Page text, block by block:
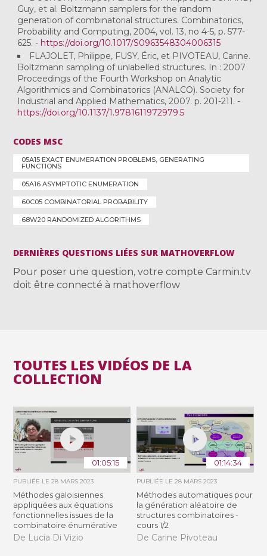
Guy, et al. Boltzmann samplers for the random
generation of combinatorial structures. Combinatorics,
Probability and Computing, 2004, vol. 13, no 4-5, p. 577-
625. - https://doi.org/10.1017/S0963548304006315
FLAJOLET, Philippe, FUSY, Éric, et PIVOTEAU, Carine.
Boltzmann sampling of unlabelled structures. In : 2007
Proceedings of the Fourth Workshop on Analytic
Algorithmics and Combinatorics (ANALCO). Society for
Industrial and Applied Mathematics, 2007. p. 201-211. -
https://doi.org/10.1137/1.9781611972979.5
CODES MSC
05A15 EXACT ENUMERATION PROBLEMS, GENERATING
FUNCTIONS
05A16 ASYMPTOTIC ENUMERATION
60C05 COMBINATORIAL PROBABILITY
68W20 RANDOMIZED ALGORITHMS
DERNIÈRES QUESTIONS LIÉES SUR MATHOVERFLOW
Pour poser une question, votre compte Carmin.tv
doit être connecté à mathoverflow
TOUTES LES VIDÉOS DE LA
COLLECTION
01:05:15
PUBLIÉE LE28 MARS 2023
Méthodes galoisiennes
appliquées aux équations
fonctionnelles issues de la
combinatoire énumérative
De Lucia Di Vizio
01:14:34
PUBLIÉE LE 28 MARS 2023
Méthodes automatiques pour
la génération aléatoire de
structures combinatoires -
cours 1/2
De Carine Pivoteau